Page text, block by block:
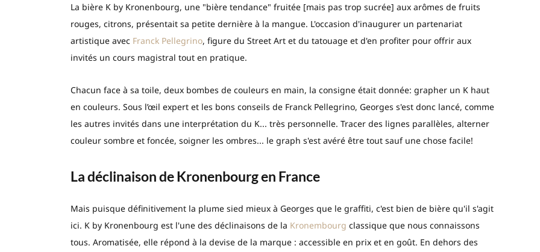
La bière K by Kronenbourg, une "bière tendance" fruitée [mais pas trop sucrée] aux arômes de fruits
rouges, citrons, présentait sa petite dernière à la mangue. L'occasion d'inaugurer un partenariat
artistique avec Franck Pellegrino, figure du Street Art et du tatouage et d'en profiter pour offrir aux
invités un cours magistral tout en pratique.
Chacun face à sa toile, deux bombes de couleurs en main, la consigne était donnée: grapher un K haut
en couleurs. Sous l’œil expert et les bons conseils de Franck Pellegrino, Georges s'est donc lancé, comme
les autres invités dans une interprétation du K... très personnelle. Tracer des lignes parallèles, alterner
couleur sombre et foncée, soigner les ombres... le graph s'est avéré être tout sauf une chose facile!
La déclinaison de Kronenbourg en France
Mais puisque définitivement la plume sied mieux à Georges que le graffiti, c'est bien de bière qu'il s'agit
ici. K by Kronenbourg est l'une des déclinaisons de la Kronembourg classique que nous connaissons
tous. Aromatisée, elle répond à la devise de la marque : accessible en prix et en goût. En dehors des